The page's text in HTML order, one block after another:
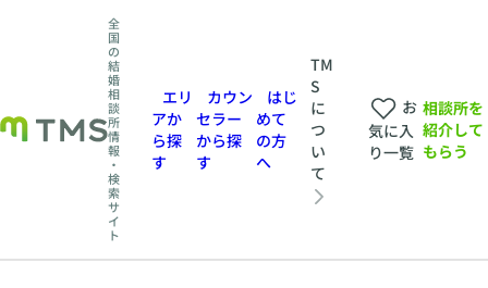
全
国
の
結
婚
相
談
所
情
報
・
検
索
サ
イ
ト
エリ
アか
ら探
す
カウン
セラー
から探
す
はじ
めて
の方
へ
TM
S
に
つ
い
て
お
気に入
り一覧
相談所を
紹介して
もらう